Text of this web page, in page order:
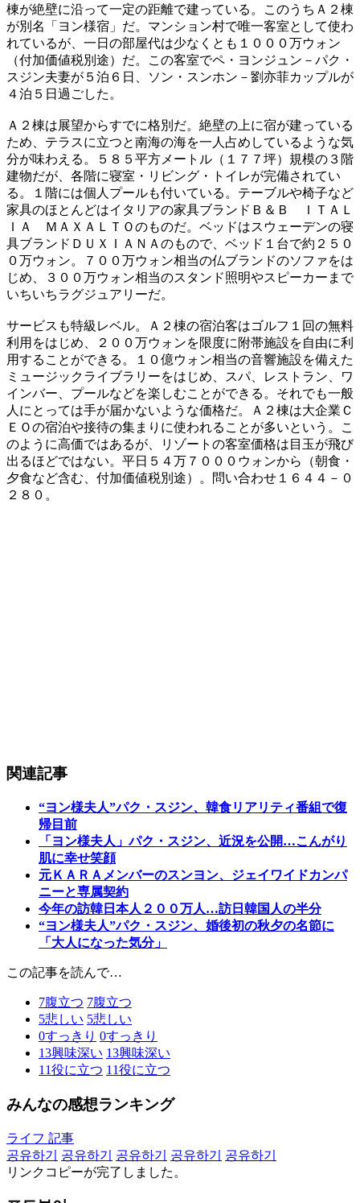
棟が絶壁に沿って一定の距離で建っている。このうちＡ２棟
が別名「ヨン様宿」だ。マンション村で唯一客室として使わ
れているが、一日の部屋代は少なくとも１０００万ウォン
（付加価値税別途）だ。この客室でペ・ヨンジュン－パク・
スジン夫妻が５泊６日、ソン・スンホン－劉亦菲カップルが
４泊５日過ごした。
Ａ２棟は展望からすでに格別だ。絶壁の上に宿が建っている
ため、テラスに立つと南海の海を一人占めしているような気
分が味わえる。５８５平方メートル（１７７坪）規模の３階
建物だが、各階に寝室・リビング・トイレが完備されてい
る。１階には個人プールも付いている。テーブルや椅子など
家具のほとんどはイタリアの家具ブランドＢ＆Ｂ ＩＴＡＬ
ＩＡ ＭＡＸＡＬＴＯのものだ。ベッドはスウェーデンの寝
具ブランドＤＵＸＩＡＮＡのもので、ベッド１台で約２５０
０万ウォン。７００万ウォン相当の仏ブランドのソファをは
じめ、３００万ウォン相当のスタンド照明やスピーカーまで
いちいちラグジュアリーだ。
サービスも特級レベル。Ａ２棟の宿泊客はゴルフ１回の無料
利用をはじめ、２００万ウォンを限度に附帯施設を自由に利
用することができる。１０億ウォン相当の音響施設を備えた
ミュージックライブラリーをはじめ、スパ、レストラン、ワ
インバー、プールなどを楽しむことができる。それでも一般
人にとっては手が届かないような価格だ。Ａ２棟は大企業Ｃ
ＥＯの宿泊や接待の集まりに使われることが多いという。こ
のように高価ではあるが、リゾートの客室価格は目玉が飛び
出るほどではない。平日５４万７０００ウォンから（朝食・
夕食など含む、付加価値税別途）。問い合わせ１６４４－０
２８０。
関連記事
“ヨン様夫人”パク・スジン、韓食リアリティ番組で復
帰目前
「ヨン様夫人」パク・スジン、近況を公開…こんがり
肌に幸せ笑顔
元ＫＡＲＡメンバーのスンヨン、ジェイワイドカンパ
ニーと専属契約
今年の訪韓日本人２００万人…訪日韓国人の半分
“ヨン様夫人”パク・スジン、婚後初の秋夕の名節に
「大人になった気分」
この記事を読んで…
7腹立つ 7腹立つ
5悲しい 5悲しい
0すっきり 0すっきり
13興味深い 13興味深い
11役に立つ 11役に立つ
みんなの感想ランキング
ライフ 記事
공유하기
공유하기 공유하기 공유하기
공유하기
リンクコピーが完了しました。